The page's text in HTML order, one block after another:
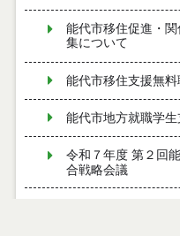
能代市移住促進・
集について
能代市移住支援無
能代市地方就職学
令和７年度 第２回
合戦略会議